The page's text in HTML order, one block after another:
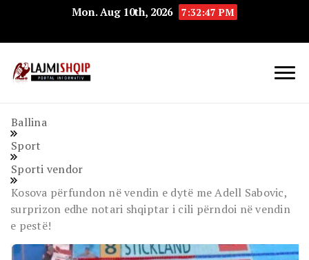
Mon. Aug 10th, 2026 7:32:48 PM
Ballina
Sport
Sporti vendor
Kosova përfundon në vendin e dytë me Adell Sabovic,
surprizon edhe notari shqiptar i cili përndoi në vendin
e pestë!